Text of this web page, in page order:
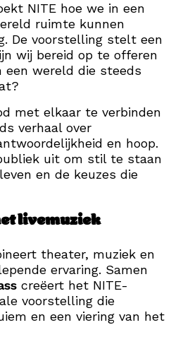
NITE hoe we in een
ruimte kunnen
De voorstelling stelt een
wij bereid op te offeren
een wereld die steeds
met elkaar te verbinden
verhaal over
en hoop.
uit om stil te staan
en de keuzes die
livemuziek
theater, muziek en
ervaring. Samen
creëert het NITE-
voorstelling die
en een viering van het